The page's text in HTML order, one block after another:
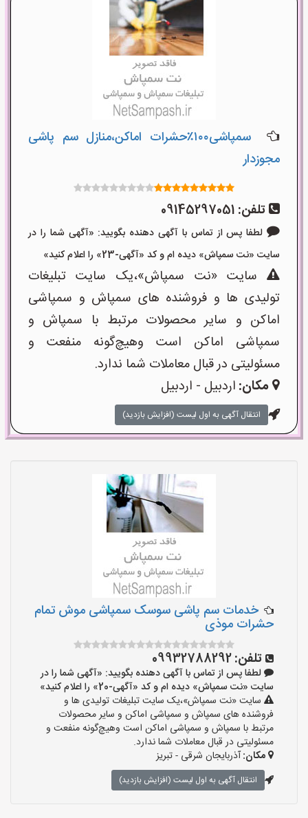
سمپاشی۱۰۰٪حشرات اماکن،منازل سم پاشی
مجوزدار
تلفن: 09145297051
لطفا پس از تماس با آگهی دهنده بگویید: «آگهی شما را در
سایت «نت سمپاش» دیده ام و کد «آگهی-23» را اعلام کنید»
سایت «نت سمپاش»،یک سایت تبلیغات
تولیدی ها و فروشنده های سمپاش و سمپاشی
اماکن و سایر محصولات مرتبط با سمپاش و
سمپاشی اماکن است وهیچ‌گونه منفعت و
مسئولیتی در قبال معاملات شما ندارد.
مکان: اردبیل - اردبیل
انتقال آگهی به اول لیست (افزایش بازدید)
خدمات سم پاشی سوسک سمپاشی موش تمام
حشرات موذی
تلفن:09932788292
لطفا پس از تماس با آگهی دهنده بگویید: «آگهی شما را در
سایت «نت سمپاش» دیده ام و کد «آگهی-20» را اعلام کنید»
سایت «نت سمپاش»،یک سایت تبلیغات تولیدی ها و
فروشنده های سمپاش و سمپاشی اماکن و سایر محصولات
مرتبط با سمپاش و سمپاشی اماکن است وهیچ‌گونه منفعت و
مسئولیتی در قبال معاملات شما ندارد.
مکان:آذربایجان شرقی - تبریز
انتقال آگهی به اول لیست (افزایش بازدید)